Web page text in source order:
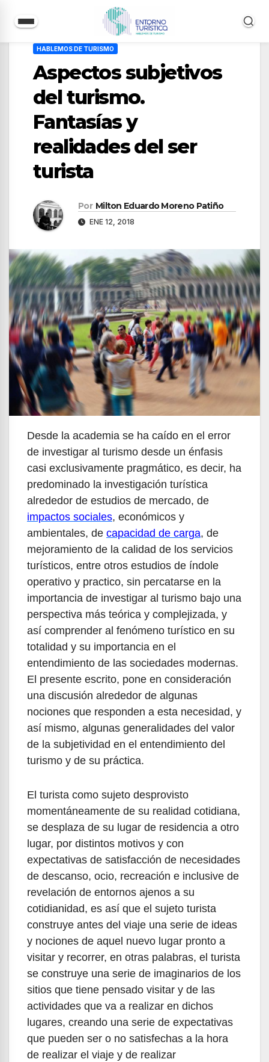
contenido
HABLEMOS DE TURISMO
Aspectos subjetivos
del turismo.
Fantasías y
realidades del ser
turista
Por Milton Eduardo Moreno Patiño
ENE 12, 2018
Desde la academia se ha caído en el error
de investigar al turismo desde un énfasis
casi exclusivamente pragmático, es decir, ha
predominado la investigación turística
alrededor de estudios de mercado, de
impactos sociales, económicos y
ambientales, de capacidad de carga, de
mejoramiento de la calidad de los servicios
turísticos, entre otros estudios de índole
operativo y practico, sin percatarse en la
importancia de investigar al turismo bajo una
perspectiva más teórica y complejizada, y
así comprender al fenómeno turístico en su
totalidad y su importancia en el
entendimiento de las sociedades modernas.
El presente escrito, pone en consideración
una discusión alrededor de algunas
nociones que responden a esta necesidad, y
así mismo, algunas generalidades del valor
de la subjetividad en el entendimiento del
turismo y de su práctica.
El turista como sujeto desprovisto
momentáneamente de su realidad cotidiana,
se desplaza de su lugar de residencia a otro
lugar, por distintos motivos y con
expectativas de satisfacción de necesidades
de descanso, ocio, recreación e inclusive de
revelación de entornos ajenos a su
cotidianidad, es así que el sujeto turista
construye antes del viaje una serie de ideas
y nociones de aquel nuevo lugar pronto a
visitar y recorrer, en otras palabras, el turista
se construye una serie de imaginarios de los
sitios que tiene pensado visitar y de las
actividades que va a realizar en dichos
lugares, creando una serie de expectativas
que pueden ser o no satisfechas a la hora
de realizar el viaje y de realizar